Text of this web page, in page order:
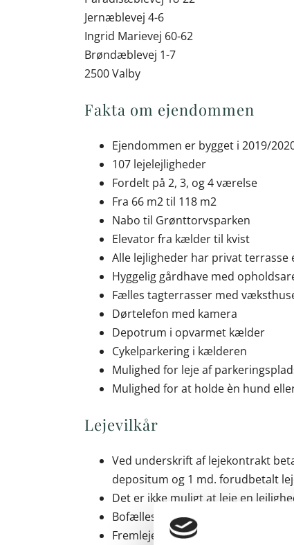
Jernæblevej 4-6
Ingrid Marievej 60-62
Brøndæblevej 1-7
2500 Valby
Fakta om ejendommen
Ejendommen er bygget i 2019/
107 lejelejligheder
Fordelt på 2, 3, og 4 værelse
Fra 66 m2 til 118 m2
Nabo til Grønttorvsparken
Elevator fra kælder til kvist
Alle lejligheder har privat terrasse
Hyggelig gårdhave med
Fælles tagterrasser med
Dørtelefon med kamera
Depotrum i opvarmet kælder
Cykelparkering i kælderen
Mulighed for leje af
Mulighed for at holde èn hund
Lejevilkår
Ved underskrift af lejekontrakt
depositum og 1 md. forudbetalt
Det er ikke muligt at leje en
Bofællesskaber er ikke tilladt
Fremleje ­ helt eller delvist ­ fx via